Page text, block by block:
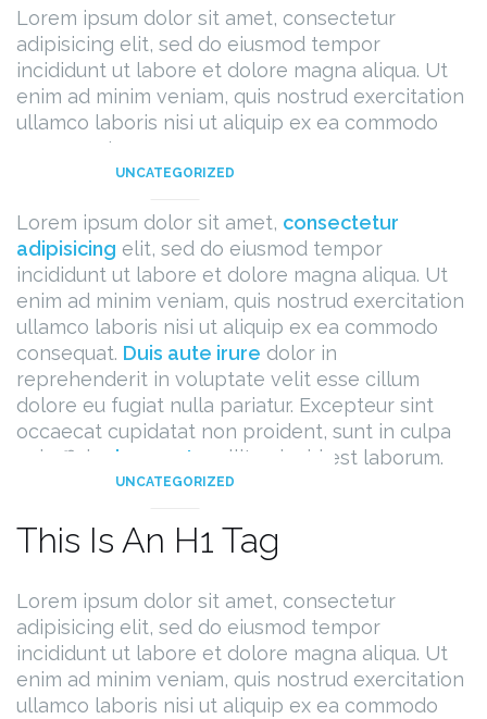
Lorem ipsum dolor sit amet, consectetur
adipisicing elit, sed do eiusmod tempor
incididunt ut labore et dolore magna aliqua. Ut
enim ad minim veniam, quis nostrud exercitation
ullamco laboris nisi ut aliquip ex ea commodo
consequat.
UNCATEGORIZED
Lorem ipsum dolor sit amet, consectetur
adipisicing elit, sed do eiusmod tempor
incididunt ut labore et dolore magna aliqua. Ut
enim ad minim veniam, quis nostrud exercitation
ullamco laboris nisi ut aliquip ex ea commodo
consequat. Duis aute irure dolor in
reprehenderit in voluptate velit esse cillum
dolore eu fugiat nulla pariatur. Excepteur sint
occaecat cupidatat non proident, sunt in culpa
qui officia
deserunt mollit anim id est laborum.
UNCATEGORIZED
This Is An H1 Tag
Lorem ipsum dolor sit amet, consectetur
adipisicing elit, sed do eiusmod tempor
incididunt ut labore et dolore magna aliqua. Ut
enim ad minim veniam, quis nostrud exercitation
ullamco laboris nisi ut aliquip ex ea commodo